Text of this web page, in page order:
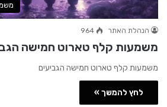
הנהלת האתר 964
משמעות קלף טארוט חמישה
משמעות קלף טארוט חמישה הגביעים
לחץ להמשך »